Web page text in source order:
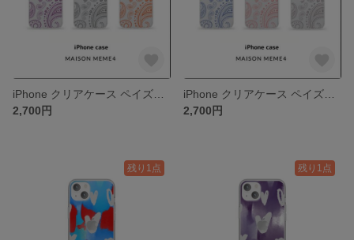
2,700円
2,700円
残り1点 残り1点